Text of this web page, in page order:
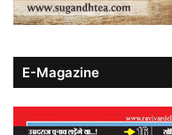
E-Magazine